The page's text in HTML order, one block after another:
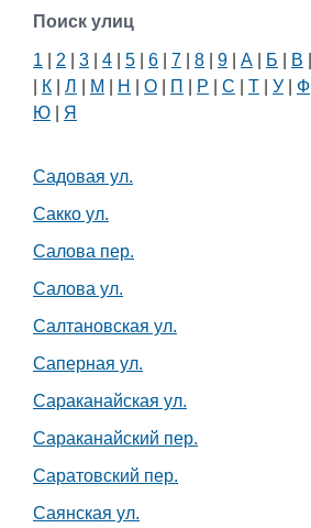
Поиск улиц
1 2 3 4 5 6 7 8 9 А Б В
К Л М Н О П Р С Т У Ф
Ю
Я
Садовая ул.
Сакко ул.
Салова пер.
Салова ул.
Салтановская ул.
Саперная ул.
Сараканайская ул.
Сараканайский пер.
Саратовский пер.
Саянская ул.